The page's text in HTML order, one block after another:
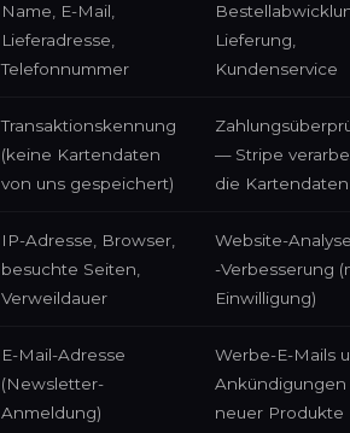
Name, E-Mail,
Lieferadresse,
Telefonnummer
Lieferung,
Kundenservice
Transaktionskennung
(keine Kartendaten
von uns gespeichert)
— Stripe
die Kartendaten
IP-Adresse, Browser,
besuchte Seiten,
Verweildauer
Website-
-Verbesserung
Einwilligung)
E-Mail-Adresse
(Newsletter-
Anmeldung)
Werbe-E-Mails
Ankündigungen
neuer Produkte